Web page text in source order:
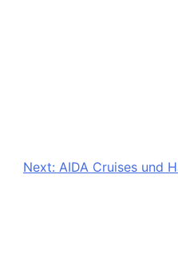
Next: AIDA Cruises und